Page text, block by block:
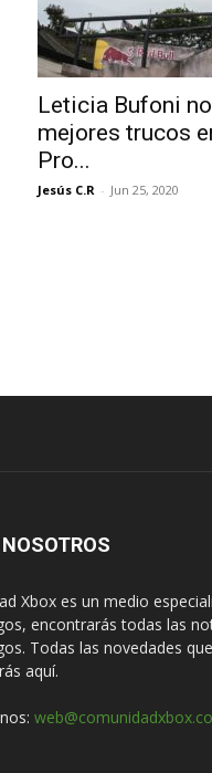
Leticia Bufoni
mejores trucos
Pro...
Jesús C.R - Jun 25, 2020
Xbox es un medio
encontrarás todas las
Todas las novedades
aquí.